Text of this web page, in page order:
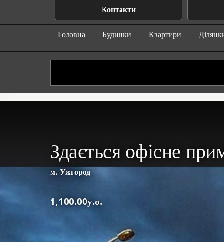
Контакти
Головна Будинки Квартири
Здається офісне
м. Ужгород
1,100.00у.о.